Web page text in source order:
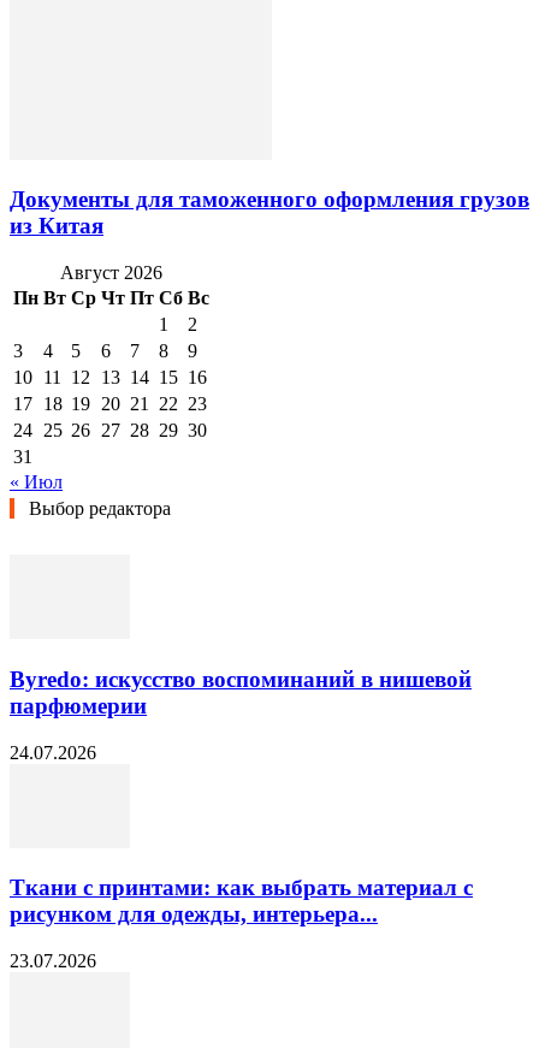
Документы для таможенного оформления грузов
из Китая
Август 2026
Пн Вт Ср Чт Пт Сб Вс
1
2
3
4 5 6 7 8
9
10 11 12 13 14 15 16
17 18 19 20 21 22 23
24 25 26 27 28 29 30
31
« Июл
Выбор редактора
Byredo: искусство воспоминаний в нишевой
парфюмерии
24.07.2026
Ткани с принтами: как выбрать материал с
рисунком для одежды, интерьера...
23.07.2026